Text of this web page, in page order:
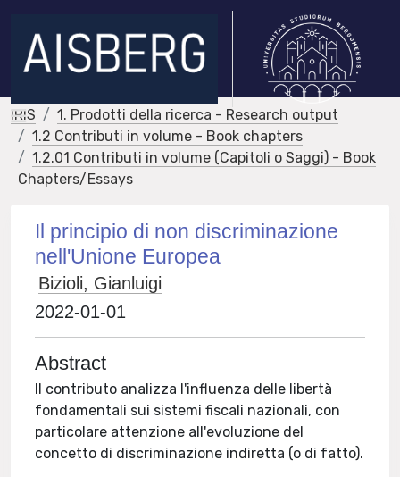
IRIS
1. Prodotti della ricerca - Research output
1.2 Contributi in volume - Book chapters
1.2.01 Contributi in volume (Capitoli o Saggi) - Book
Chapters/Essays
Il principio di non discriminazione
nell'Unione Europea
Bizioli, Gianluigi
2022-01-01
Abstract
Il contributo analizza l'influenza delle libertà
fondamentali sui sistemi fiscali nazionali, con
particolare attenzione all'evoluzione del
concetto di discriminazione indiretta (o di fatto).